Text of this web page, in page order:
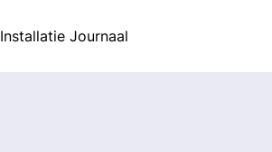
Installatie Journaal